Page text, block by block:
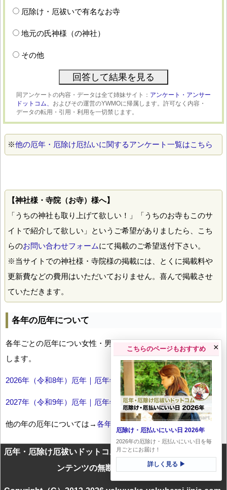
厄除け・厄祓いで有名なお寺
地元の氏神様（の神社）
その他
同アンケートの内容・データは全て姉妹サイト： アンケート・アンサー
ドットコム、 およびその運営のYWMOに帰属します。許可なく内容・
データの転用・引用・利用を一切禁じます。
※他の厄年・厄除け厄払いに関するアンケート一覧はこちら
【神社様・寺院（お寺）様へ】
「うちの神社も取り上げて欲しい！」「うちのお寺もこのサ
イトで紹介して欲しい」というご希望がありましたら、こち
らのお問い合わせフォームにて掲載のご希望送付下さい。
※当サイトでの神社様・寺院様の掲載には、とくに掲載料や
更新費などの費用はいただいておりません。喜んで掲載させ
ていただきます。
各年の厄年について
各年ごとの厄年につい女性・男性の年齢早見表とともにお伝え
します。
2026年（令和8年）厄年｜厄年年齢早見表
2027年（令和9年）厄年｜厄年年齢早見表
他の年の厄年については→各年厄年一覧
厄年・厄除け厄祓いドットコムに掲載のテキスト・画像等コ
ンテンツの無断転載を禁じます
こちらのページもおすすめ
厄除け・厄払いにいい日 2026年
2026年の厄除け・厄払いにいい日を毎
月ごとにお届け！
詳しく見る ▶
×